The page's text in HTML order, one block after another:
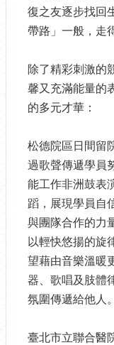
復之友逐步找回
帶路」一般，走
除了精彩刺激的
馨又充滿能量的
的多元才華：
松德院區日間留
過歌聲傳遞學員
能工作非洲鼓表
蹈，展現學員自
與團隊合作的力
以輕快悠揚的旋
望藉由音樂溫暖
器、歌唱及肢體
氛圍傳遞給他人。
臺北市立聯合醫